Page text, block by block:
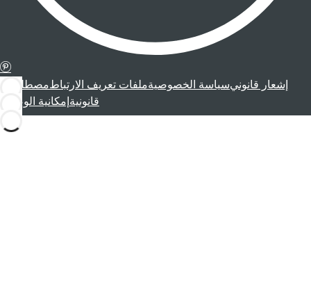
إشعار قانونيسياسة الخصوصيةملفات تعريف الارتباطمصطلحات
قانونية إمكانية الوصول